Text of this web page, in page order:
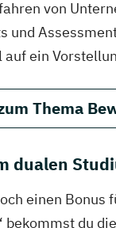
von
und
auf ein
Thema
dualen
einen Bonus
bekommst du